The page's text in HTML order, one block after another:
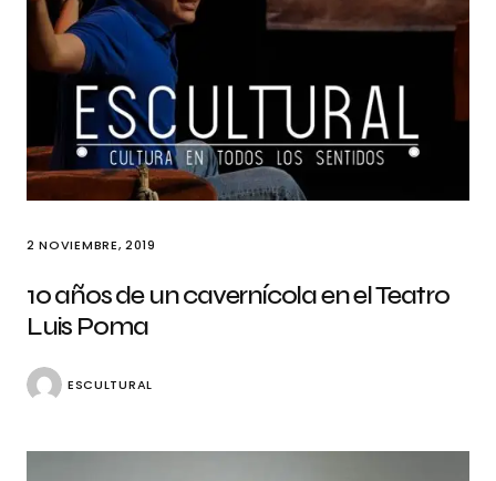
2 NOVIEMBRE, 2019
10 años de un cavernícola en el Teatro
Luis Poma
ESCULTURAL